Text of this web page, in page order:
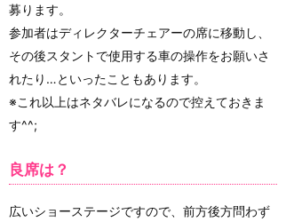
募ります。
参加者はディレクターチェアーの席に移動し、
その後スタントで使用する車の操作をお願いさ
れたり…といったこともあります。
※これ以上はネタバレになるので控えておきま
す^^;
良席は？
広いショーステージですので、前方後方問わず